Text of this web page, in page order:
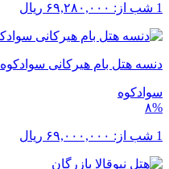
1 شب از: ۶۹,۲۸۰,۰۰۰ ریال
دنسه هتل بام هیرکانی سوادکوه
سوادکوه
۸%
1 شب از: ۶۹,۰۰۰,۰۰۰ ریال